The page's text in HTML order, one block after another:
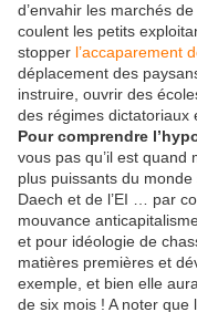
d’envahir les marchés
coulent les petits
stopper l’accaparement
déplacement des
instruire, ouvrir des
des régimes dictatoriaux
Pour comprendre
vous pas qu’il est
plus puissants du monde
Daech et de l’EI … par
mouvance
et pour idéologie de
matières premières et
exemple, et bien elle
de six mois ! A noter